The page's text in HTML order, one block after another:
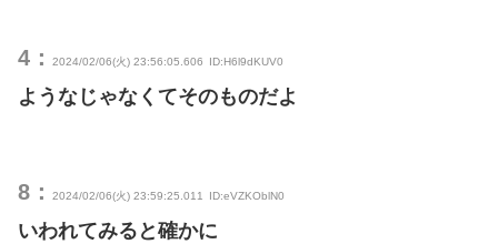
4： 2024/02/06(火) 23:56:05.606 ID:H6l9dKUV0
ようなじゃなくてそのものだよ
8： 2024/02/06(火) 23:59:25.011 ID:eVZKOblN0
いわれてみると確かに